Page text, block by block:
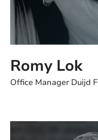
Romy Lok
Office Manager Duijd